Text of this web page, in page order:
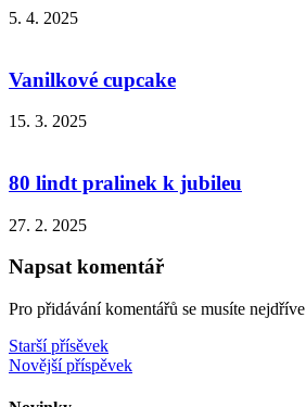
5. 4. 2025
Vanilkové cupcake
15. 3. 2025
80 lindt pralinek k jubileu
27. 2. 2025
Napsat komentář
Pro přidávání komentářů se musíte nejdříve
Navigace
pro
Starší přísěvek
Novější příspěvek